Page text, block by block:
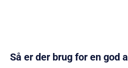
Så er der brug for en god